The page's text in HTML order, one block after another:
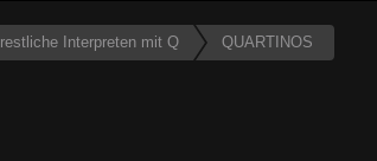
restliche Interpreten mit Q QUARTINOS